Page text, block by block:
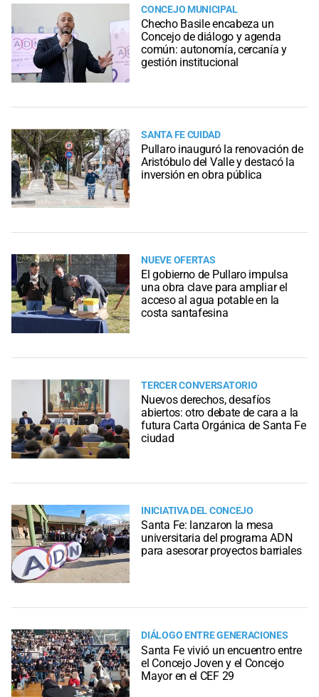
CONCEJO MUNICIPAL
Checho Basile encabeza un
Concejo de diálogo y agenda
común: autonomía, cercanía y
gestión institucional
SANTA FE CUIDAD
Pullaro inauguró la renovación de
Aristóbulo del Valle y destacó la
inversión en obra pública
NUEVE OFERTAS
El gobierno de Pullaro impulsa
una obra clave para ampliar el
acceso al agua potable en la
costa santafesina
TERCER CONVERSATORIO
Nuevos derechos, desafíos
abiertos: otro debate de cara a la
futura Carta Orgánica de Santa Fe
ciudad
INICIATIVA DEL CONCEJO
Santa Fe: lanzaron la mesa
universitaria del programa ADN
para asesorar proyectos barriales
DIÁLOGO ENTRE GENERACIONES
Santa Fe vivió un encuentro entre
el Concejo Joven y el Concejo
Mayor en el CEF 29